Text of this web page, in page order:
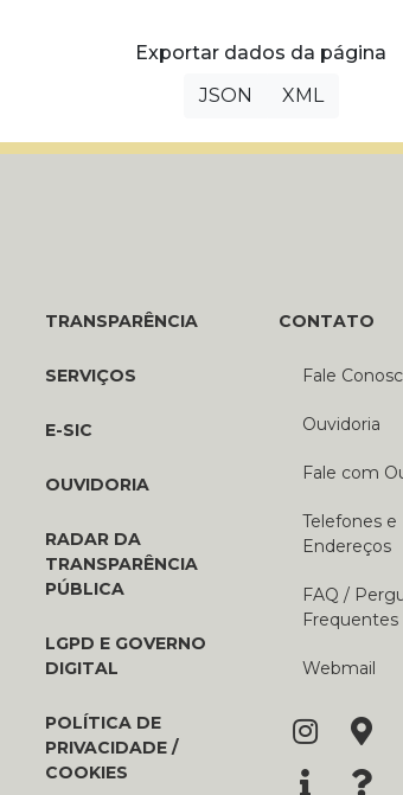
Exportar dados da página
JSON
XML
TRANSPARÊNCIA
SERVIÇOS
E-SIC
OUVIDORIA
RADAR DA
TRANSPARÊNCIA
PÚBLICA
LGPD E GOVERNO
DIGITAL
POLÍTICA DE
PRIVACIDADE /
COOKIES
CONTATO
Fale
Ouvidoria
Fale com
Telefones e
Endereços
FAQ /
Frequentes
Webmail